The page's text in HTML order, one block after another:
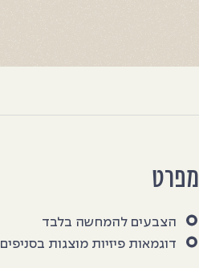
מפרט
הצבעים להמחשה בלבד
דוגמאות פיזיות מוצגות בסניפים